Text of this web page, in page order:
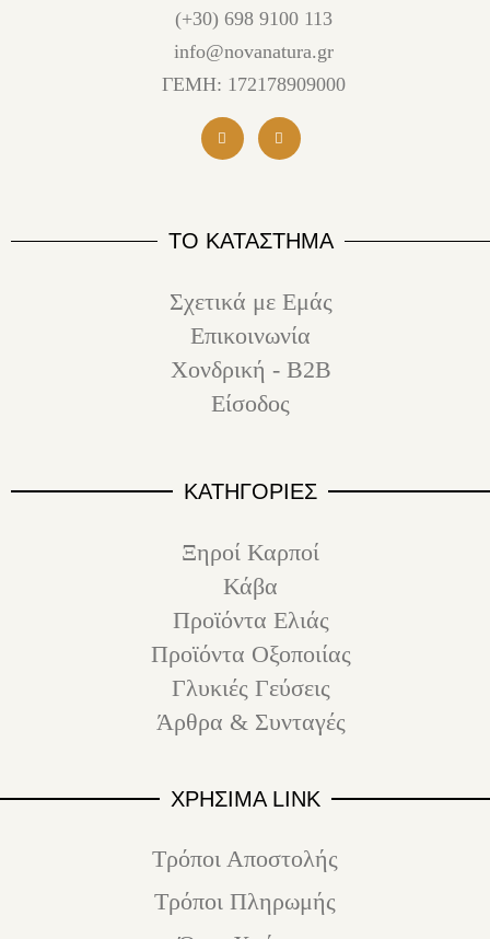
(+30) 698 9100 113
info@novanatura.gr
ΓΕΜΗ: 172178909000
ΤΟ ΚΑΤΑΣΤΗΜΑ
Σχετικά με Εμάς
Επικοινωνία
Χονδρική - B2B
Είσοδος
ΚΑΤΗΓΟΡΙΕΣ
Ξηροί Καρποί
Κάβα
Προϊόντα Ελιάς
Προϊόντα Οξοποιίας
Γλυκιές Γεύσεις
Άρθρα & Συνταγές
ΧΡΗΣΙΜΑ LINK
Τρόποι Αποστολής
Τρόποι Πληρωμής